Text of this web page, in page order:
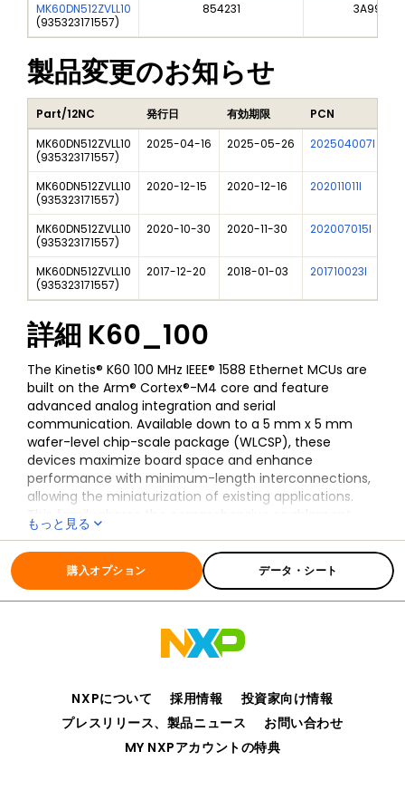
MK60DN512ZVLL10
(935323171557)
854231 3A991A2
製品変更のお知らせ
Part/12NC 発行日 有効期限 PCN
MK60DN512ZVLL10
(935323171557)
2025-04-16 2025-05-26 202504007I
MK60DN512ZVLL10
(935323171557)
2020-12-15 2020-12-16 202011011I
MK60DN512ZVLL10
(935323171557)
2020-10-30 2020-11-30 202007015I
MK60DN512ZVLL10
(935323171557)
2017-12-20 2018-01-03 201710023I
詳細 K60_100
The Kinetis® K60 100 MHz IEEE® 1588 Ethernet MCUs are
built on the Arm® Cortex®-M4 core and feature
advanced analog integration and serial
communication. Available down to a 5 mm x 5 mm
wafer-level chip-scale package (WLCSP), these
devices maximize board space and enhance
performance with minimum-length interconnections,
allowing the miniaturization of existing applications.
This family shares the comprehensive enablement
and scalability of the Kinetis portfolio.
もっと見る
全ての情報 K60_100
購入オプション データ・シート
NXPについて 採用情報
投資家向け情報
プレスリリース、製品ニュース
お問い合わせ
MY NXPアカウントの特典